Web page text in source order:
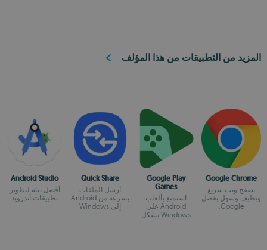
المزيد من التطبيقات من هذا المؤلف
Google Chrome
تصفح ويب سريع
ونظيف وسهل بفضل
Google.
Google Play
Games
استمتع بألعاب
Android على
Windows بشكل
Quick Share
أرسل الملفات
بسرعة من Android
إلى Windows
Android Studio
أفضل بيئة لتطوير
تطبيقات أندرويد